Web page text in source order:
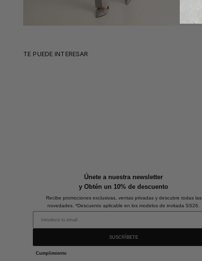
TE PUEDE INTERESAR
Únete a nuestra newsletter
y Obtén un 10% de descuento
Recibe promociones exclusivas, ventas privadas y descubre todas las
novedades. *Descuento aplicable en los modelos de invitada SS26.
SUSCRÍBETE
Cumplimiento